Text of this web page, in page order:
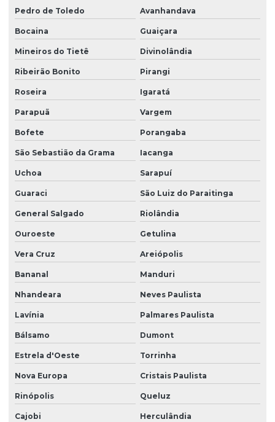
Pedro de Toledo Avanhandava
Bocaina Guaiçara
Mineiros do Tietê Divinolândia
Ribeirão Bonito Pirangi
Roseira Igaratá
Parapuã Vargem
Bofete Porangaba
São Sebastião da Grama Iacanga
Uchoa Sarapuí
Guaraci São Luiz do Paraitinga
General Salgado Riolândia
Ouroeste Getulina
Vera Cruz Areiópolis
Bananal Manduri
Nhandeara Neves Paulista
Lavínia Palmares Paulista
Bálsamo Dumont
Estrela d'Oeste Torrinha
Nova Europa Cristais Paulista
Rinópolis Queluz
Cajobi Herculândia